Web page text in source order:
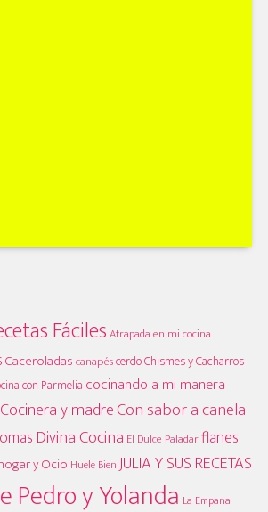
FácilesAtrapada en mi cocina
CaceroladascanapéscerdoChismes y Cacharros
con Parmelia cocinando a mi manera
Cocinera y madreCon sabor a canela
Divina Cocina El Dulce Paladarflanes
y Ocio Huele Bien JULIA Y SUS RECETAS
Pedro y Yolanda La Empana